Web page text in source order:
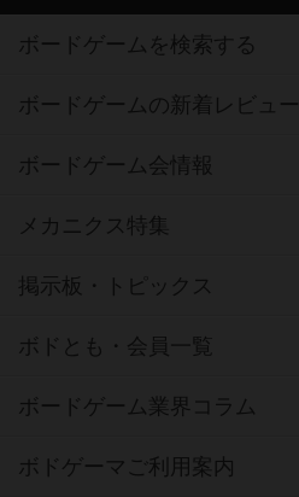
ボードゲームを検索する
ボードゲームの新着レビュー
ボードゲーム会情報
メカニクス特集
掲示板・トピックス
ボドとも・会員一覧
ボードゲーム業界コラム
ボドゲーマご利用案内